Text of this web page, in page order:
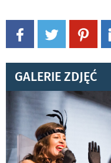
GALERIE ZDJĘĆ